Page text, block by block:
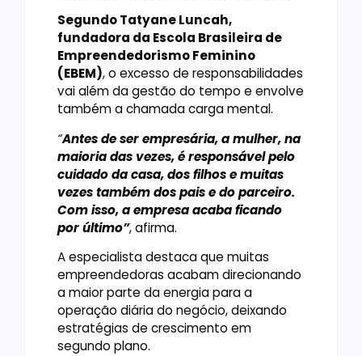
Segundo Tatyane Luncah,
fundadora da Escola Brasileira de
Empreendedorismo Feminino
(EBEM), o excesso de responsabilidades
vai além da gestão do tempo e envolve
também a chamada carga mental.
“Antes de ser empresária, a mulher, na
maioria das vezes, é responsável pelo
cuidado da casa, dos filhos e muitas
vezes também dos pais e do parceiro.
Com isso, a empresa acaba ficando
por último”, afirma.
A especialista destaca que muitas
empreendedoras acabam direcionando
a maior parte da energia para a
operação diária do negócio, deixando
estratégias de crescimento em
segundo plano.